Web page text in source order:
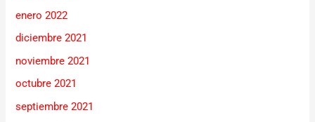
enero 2022
diciembre 2021
noviembre 2021
octubre 2021
septiembre 2021